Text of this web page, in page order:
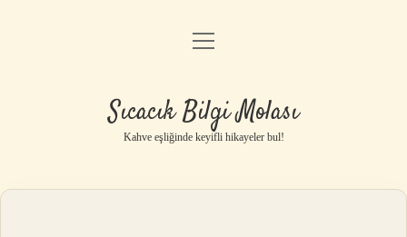
Anasayfa
Yasal Uyarı
menüyü
Sıcacık Bilgi Molası
Kahve eşliğinde keyifli hikayeler bul!